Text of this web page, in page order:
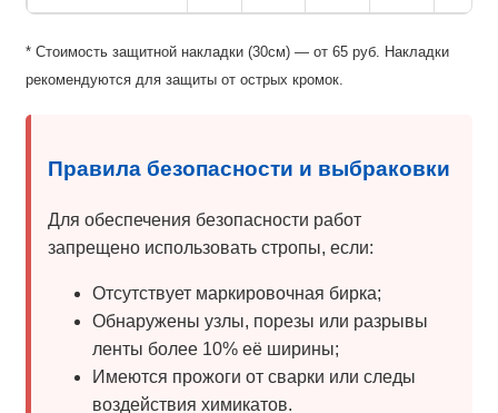
* Стоимость защитной накладки (30см) — от 65 руб. Накладки
рекомендуются для защиты от острых кромок.
Правила безопасности и выбраковки
Для обеспечения безопасности работ
запрещено использовать стропы, если:
Отсутствует маркировочная бирка;
Обнаружены узлы, порезы или разрывы
ленты более 10% её ширины;
Имеются прожоги от сварки или следы
воздействия химикатов.